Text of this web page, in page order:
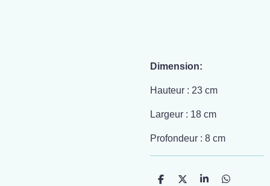
Dimension:
Hauteur : 23 cm
Largeur : 18 cm
Profondeur : 8 cm
P
P
P
P